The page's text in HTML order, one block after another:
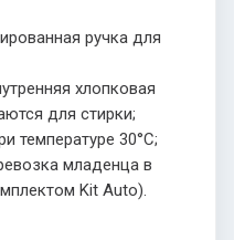
ручка для
хлопковая
для стирки;
температуре 30°С;
младенца в
Kit Auto).